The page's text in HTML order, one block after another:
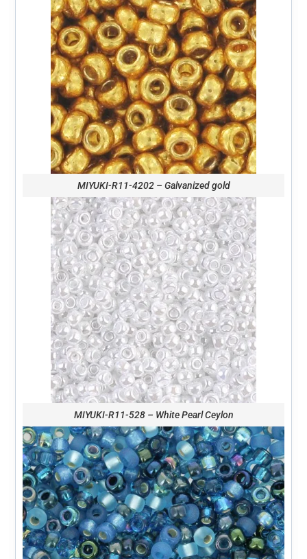
MIYUKI-R11-4202 – Galvanized gold
MIYUKI-R11-528 – White Pearl Ceylon